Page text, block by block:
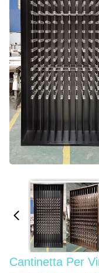
Cantinetta Per